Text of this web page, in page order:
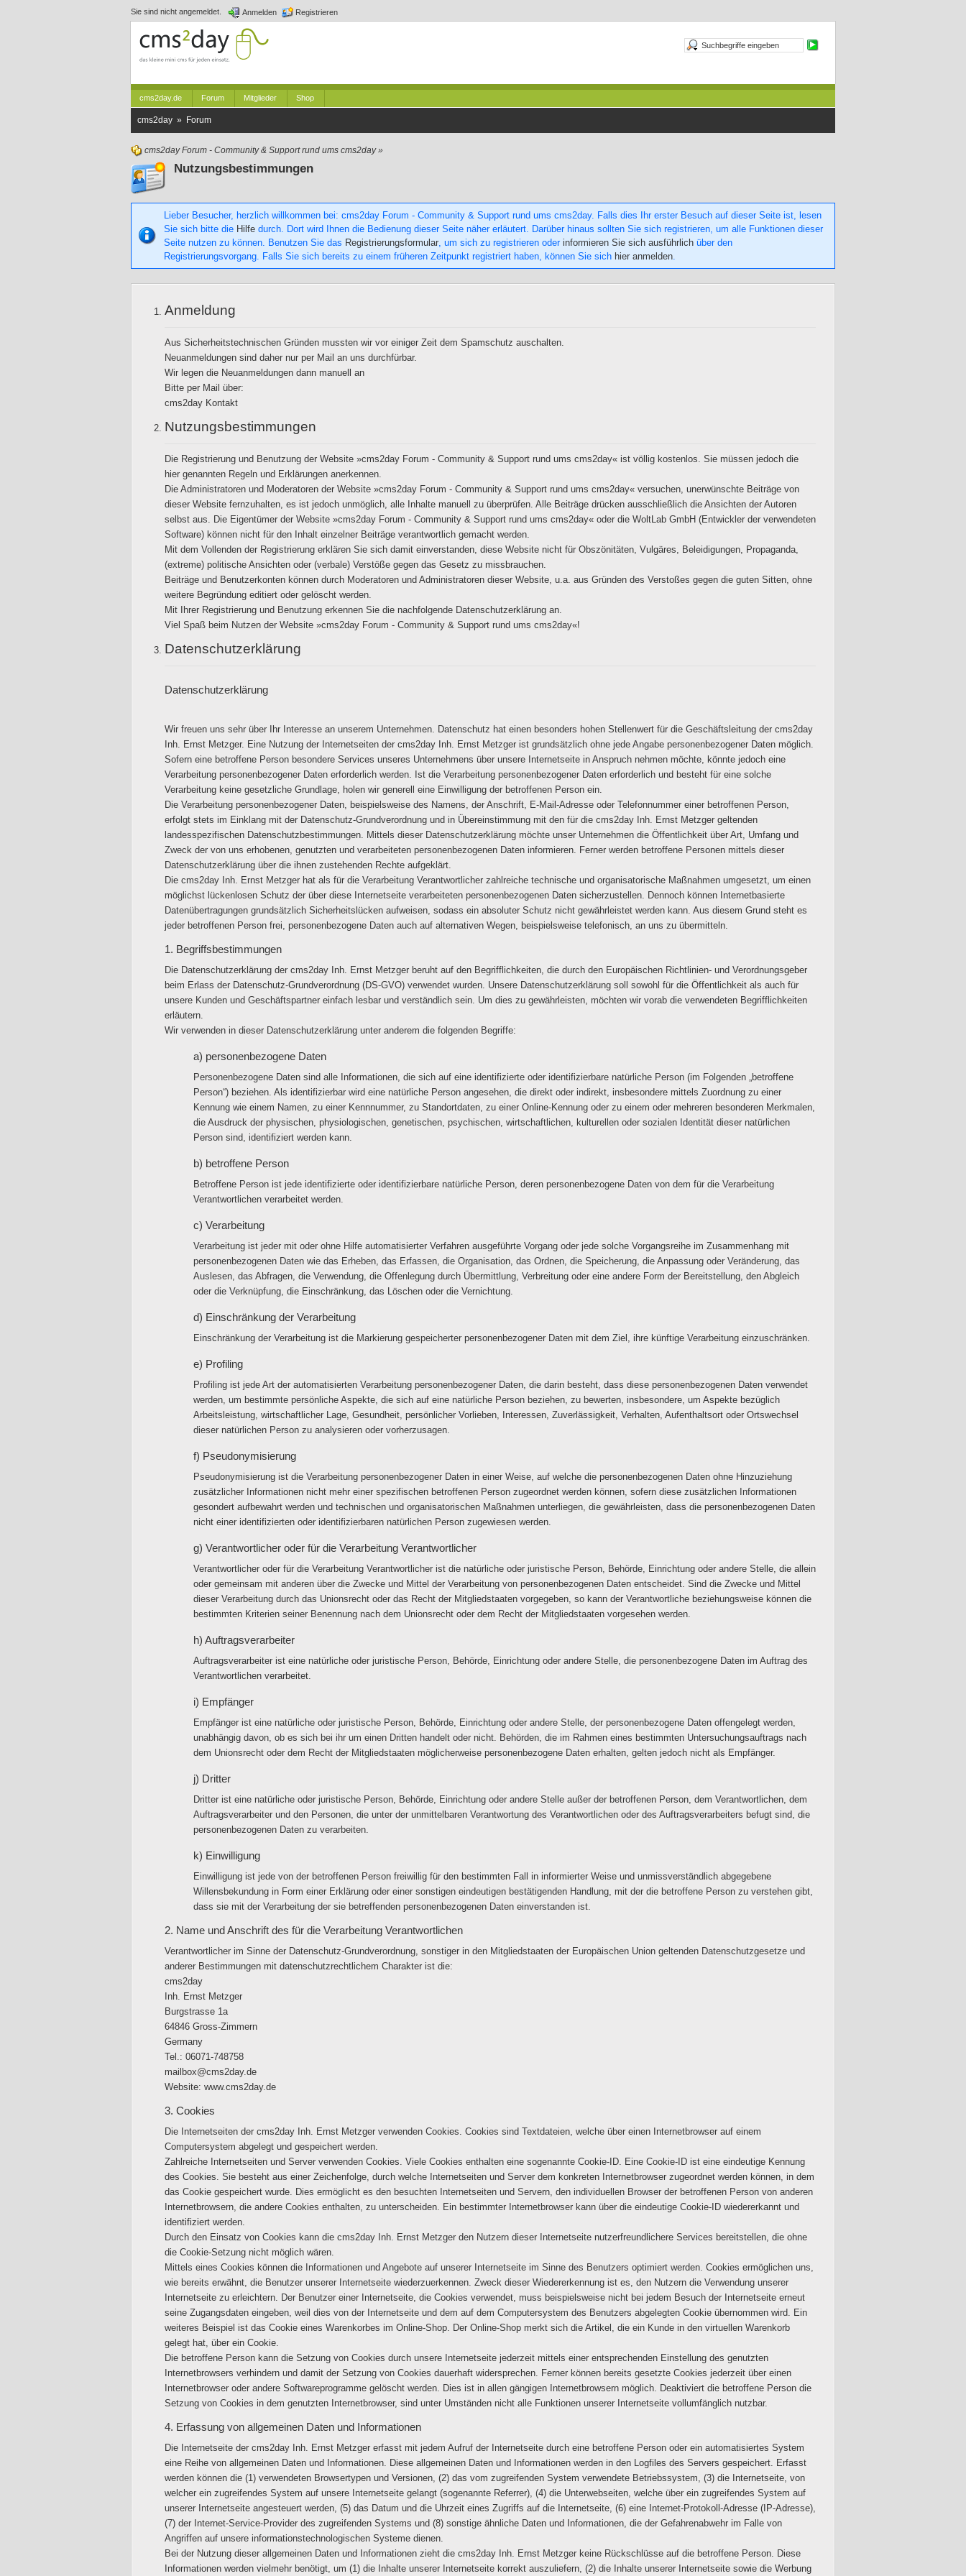
Sie sind nicht angemeldet. Anmelden Registrieren
cms2day.de Forum Mitglieder Shop
cms2day » Forum
cms2day Forum - Community & Support rund ums cms2day»
Nutzungsbestimmungen
Lieber Besucher, herzlich willkommen bei: cms2day Forum - Community & Support rund ums cms2day. Falls dies Ihr erster Besuch auf dieser Seite ist, lesen
Sie sich bitte die Hilfe durch. Dort wird Ihnen die Bedienung dieser Seite näher erläutert. Darüber hinaus sollten Sie sich registrieren, um alle Funktionen dieser
Seite nutzen zu können. Benutzen Sie das Registrierungsformular, um sich zu registrieren oder informieren Sie sich ausführlich über den
Registrierungsvorgang. Falls Sie sich bereits zu einem früheren Zeitpunkt registriert haben, können Sie sich hier anmelden.
Anmeldung
Aus Sicherheitstechnischen Gründen mussten wir vor einiger Zeit dem Spamschutz auschalten.
Neuanmeldungen sind daher nur per Mail an uns durchfürbar.
Wir legen die Neuanmeldungen dann manuell an
Bitte per Mail über:
cms2day Kontakt
Nutzungsbestimmungen
Die Registrierung und Benutzung der Website »cms2day Forum - Community & Support rund ums cms2day« ist völlig kostenlos. Sie müssen jedoch die
hier genannten Regeln und Erklärungen anerkennen.
Die Administratoren und Moderatoren der Website »cms2day Forum - Community & Support rund ums cms2day« versuchen, unerwünschte Beiträge von
dieser Website fernzuhalten, es ist jedoch unmöglich, alle Inhalte manuell zu überprüfen. Alle Beiträge drücken ausschließlich die Ansichten der Autoren
selbst aus. Die Eigentümer der Website »cms2day Forum - Community & Support rund ums cms2day« oder die WoltLab GmbH (Entwickler der verwendeten
Software) können nicht für den Inhalt einzelner Beiträge verantwortlich gemacht werden.
Mit dem Vollenden der Registrierung erklären Sie sich damit einverstanden, diese Website nicht für Obszönitäten, Vulgäres, Beleidigungen, Propaganda,
(extreme) politische Ansichten oder (verbale) Verstöße gegen das Gesetz zu missbrauchen.
Beiträge und Benutzerkonten können durch Moderatoren und Administratoren dieser Website, u.a. aus Gründen des Verstoßes gegen die guten Sitten, ohne
weitere Begründung editiert oder gelöscht werden.
Mit Ihrer Registrierung und Benutzung erkennen Sie die nachfolgende Datenschutzerklärung an.
Viel Spaß beim Nutzen der Website »cms2day Forum - Community & Support rund ums cms2day«!
Datenschutzerklärung
Datenschutzerklärung
Wir freuen uns sehr über Ihr Interesse an unserem Unternehmen. Datenschutz hat einen besonders hohen Stellenwert für die Geschäftsleitung der cms2day
Inh. Ernst Metzger. Eine Nutzung der Internetseiten der cms2day Inh. Ernst Metzger ist grundsätzlich ohne jede Angabe personenbezogener Daten möglich.
Sofern eine betroffene Person besondere Services unseres Unternehmens über unsere Internetseite in Anspruch nehmen möchte, könnte jedoch eine
Verarbeitung personenbezogener Daten erforderlich werden. Ist die Verarbeitung personenbezogener Daten erforderlich und besteht für eine solche
Verarbeitung keine gesetzliche Grundlage, holen wir generell eine Einwilligung der betroffenen Person ein.
Die Verarbeitung personenbezogener Daten, beispielsweise des Namens, der Anschrift, E-Mail-Adresse oder Telefonnummer einer betroffenen Person,
erfolgt stets im Einklang mit der Datenschutz-Grundverordnung und in Übereinstimmung mit den für die cms2day Inh. Ernst Metzger geltenden
landesspezifischen Datenschutzbestimmungen. Mittels dieser Datenschutzerklärung möchte unser Unternehmen die Öffentlichkeit über Art, Umfang und
Zweck der von uns erhobenen, genutzten und verarbeiteten personenbezogenen Daten informieren. Ferner werden betroffene Personen mittels dieser
Datenschutzerklärung über die ihnen zustehenden Rechte aufgeklärt.
Die cms2day Inh. Ernst Metzger hat als für die Verarbeitung Verantwortlicher zahlreiche technische und organisatorische Maßnahmen umgesetzt, um einen
möglichst lückenlosen Schutz der über diese Internetseite verarbeiteten personenbezogenen Daten sicherzustellen. Dennoch können Internetbasierte
Datenübertragungen grundsätzlich Sicherheitslücken aufweisen, sodass ein absoluter Schutz nicht gewährleistet werden kann. Aus diesem Grund steht es
jeder betroffenen Person frei, personenbezogene Daten auch auf alternativen Wegen, beispielsweise telefonisch, an uns zu übermitteln.
1. Begriffsbestimmungen
Die Datenschutzerklärung der cms2day Inh. Ernst Metzger beruht auf den Begrifflichkeiten, die durch den Europäischen Richtlinien- und Verordnungsgeber
beim Erlass der Datenschutz-Grundverordnung (DS-GVO) verwendet wurden. Unsere Datenschutzerklärung soll sowohl für die Öffentlichkeit als auch für
unsere Kunden und Geschäftspartner einfach lesbar und verständlich sein. Um dies zu gewährleisten, möchten wir vorab die verwendeten Begrifflichkeiten
erläutern.
Wir verwenden in dieser Datenschutzerklärung unter anderem die folgenden Begriffe:
a) personenbezogene Daten
Personenbezogene Daten sind alle Informationen, die sich auf eine identifizierte oder identifizierbare natürliche Person (im Folgenden „betroffene
Person“) beziehen. Als identifizierbar wird eine natürliche Person angesehen, die direkt oder indirekt, insbesondere mittels Zuordnung zu einer
Kennung wie einem Namen, zu einer Kennnummer, zu Standortdaten, zu einer Online-Kennung oder zu einem oder mehreren besonderen Merkmalen,
die Ausdruck der physischen, physiologischen, genetischen, psychischen, wirtschaftlichen, kulturellen oder sozialen Identität dieser natürlichen
Person sind, identifiziert werden kann.
b) betroffene Person
Betroffene Person ist jede identifizierte oder identifizierbare natürliche Person, deren personenbezogene Daten von dem für die Verarbeitung
Verantwortlichen verarbeitet werden.
c) Verarbeitung
Verarbeitung ist jeder mit oder ohne Hilfe automatisierter Verfahren ausgeführte Vorgang oder jede solche Vorgangsreihe im Zusammenhang mit
personenbezogenen Daten wie das Erheben, das Erfassen, die Organisation, das Ordnen, die Speicherung, die Anpassung oder Veränderung, das
Auslesen, das Abfragen, die Verwendung, die Offenlegung durch Übermittlung, Verbreitung oder eine andere Form der Bereitstellung, den Abgleich
oder die Verknüpfung, die Einschränkung, das Löschen oder die Vernichtung.
d) Einschränkung der Verarbeitung
Einschränkung der Verarbeitung ist die Markierung gespeicherter personenbezogener Daten mit dem Ziel, ihre künftige Verarbeitung einzuschränken.
e) Profiling
Profiling ist jede Art der automatisierten Verarbeitung personenbezogener Daten, die darin besteht, dass diese personenbezogenen Daten verwendet
werden, um bestimmte persönliche Aspekte, die sich auf eine natürliche Person beziehen, zu bewerten, insbesondere, um Aspekte bezüglich
Arbeitsleistung, wirtschaftlicher Lage, Gesundheit, persönlicher Vorlieben, Interessen, Zuverlässigkeit, Verhalten, Aufenthaltsort oder Ortswechsel
dieser natürlichen Person zu analysieren oder vorherzusagen.
f) Pseudonymisierung
Pseudonymisierung ist die Verarbeitung personenbezogener Daten in einer Weise, auf welche die personenbezogenen Daten ohne Hinzuziehung
zusätzlicher Informationen nicht mehr einer spezifischen betroffenen Person zugeordnet werden können, sofern diese zusätzlichen Informationen
gesondert aufbewahrt werden und technischen und organisatorischen Maßnahmen unterliegen, die gewährleisten, dass die personenbezogenen Daten
nicht einer identifizierten oder identifizierbaren natürlichen Person zugewiesen werden.
g) Verantwortlicher oder für die Verarbeitung Verantwortlicher
Verantwortlicher oder für die Verarbeitung Verantwortlicher ist die natürliche oder juristische Person, Behörde, Einrichtung oder andere Stelle, die allein
oder gemeinsam mit anderen über die Zwecke und Mittel der Verarbeitung von personenbezogenen Daten entscheidet. Sind die Zwecke und Mittel
dieser Verarbeitung durch das Unionsrecht oder das Recht der Mitgliedstaaten vorgegeben, so kann der Verantwortliche beziehungsweise können die
bestimmten Kriterien seiner Benennung nach dem Unionsrecht oder dem Recht der Mitgliedstaaten vorgesehen werden.
h) Auftragsverarbeiter
Auftragsverarbeiter ist eine natürliche oder juristische Person, Behörde, Einrichtung oder andere Stelle, die personenbezogene Daten im Auftrag des
Verantwortlichen verarbeitet.
i) Empfänger
Empfänger ist eine natürliche oder juristische Person, Behörde, Einrichtung oder andere Stelle, der personenbezogene Daten offengelegt werden,
unabhängig davon, ob es sich bei ihr um einen Dritten handelt oder nicht. Behörden, die im Rahmen eines bestimmten Untersuchungsauftrags nach
dem Unionsrecht oder dem Recht der Mitgliedstaaten möglicherweise personenbezogene Daten erhalten, gelten jedoch nicht als Empfänger.
j) Dritter
Dritter ist eine natürliche oder juristische Person, Behörde, Einrichtung oder andere Stelle außer der betroffenen Person, dem Verantwortlichen, dem
Auftragsverarbeiter und den Personen, die unter der unmittelbaren Verantwortung des Verantwortlichen oder des Auftragsverarbeiters befugt sind, die
personenbezogenen Daten zu verarbeiten.
k) Einwilligung
Einwilligung ist jede von der betroffenen Person freiwillig für den bestimmten Fall in informierter Weise und unmissverständlich abgegebene
Willensbekundung in Form einer Erklärung oder einer sonstigen eindeutigen bestätigenden Handlung, mit der die betroffene Person zu verstehen gibt,
dass sie mit der Verarbeitung der sie betreffenden personenbezogenen Daten einverstanden ist.
2. Name und Anschrift des für die Verarbeitung Verantwortlichen
Verantwortlicher im Sinne der Datenschutz-Grundverordnung, sonstiger in den Mitgliedstaaten der Europäischen Union geltenden Datenschutzgesetze und
anderer Bestimmungen mit datenschutzrechtlichem Charakter ist die:
cms2day
Inh. Ernst Metzger
Burgstrasse 1a
64846 Gross-Zimmern
Germany
Tel.: 06071-748758
mailbox@cms2day.de
Website: www.cms2day.de
3. Cookies
Die Internetseiten der cms2day Inh. Ernst Metzger verwenden Cookies. Cookies sind Textdateien, welche über einen Internetbrowser auf einem
Computersystem abgelegt und gespeichert werden.
Zahlreiche Internetseiten und Server verwenden Cookies. Viele Cookies enthalten eine sogenannte Cookie-ID. Eine Cookie-ID ist eine eindeutige Kennung
des Cookies. Sie besteht aus einer Zeichenfolge, durch welche Internetseiten und Server dem konkreten Internetbrowser zugeordnet werden können, in dem
das Cookie gespeichert wurde. Dies ermöglicht es den besuchten Internetseiten und Servern, den individuellen Browser der betroffenen Person von anderen
Internetbrowsern, die andere Cookies enthalten, zu unterscheiden. Ein bestimmter Internetbrowser kann über die eindeutige Cookie-ID wiedererkannt und
identifiziert werden.
Durch den Einsatz von Cookies kann die cms2day Inh. Ernst Metzger den Nutzern dieser Internetseite nutzerfreundlichere Services bereitstellen, die ohne
die Cookie-Setzung nicht möglich wären.
Mittels eines Cookies können die Informationen und Angebote auf unserer Internetseite im Sinne des Benutzers optimiert werden. Cookies ermöglichen uns,
wie bereits erwähnt, die Benutzer unserer Internetseite wiederzuerkennen. Zweck dieser Wiedererkennung ist es, den Nutzern die Verwendung unserer
Internetseite zu erleichtern. Der Benutzer einer Internetseite, die Cookies verwendet, muss beispielsweise nicht bei jedem Besuch der Internetseite erneut
seine Zugangsdaten eingeben, weil dies von der Internetseite und dem auf dem Computersystem des Benutzers abgelegten Cookie übernommen wird. Ein
weiteres Beispiel ist das Cookie eines Warenkorbes im Online-Shop. Der Online-Shop merkt sich die Artikel, die ein Kunde in den virtuellen Warenkorb
gelegt hat, über ein Cookie.
Die betroffene Person kann die Setzung von Cookies durch unsere Internetseite jederzeit mittels einer entsprechenden Einstellung des genutzten
Internetbrowsers verhindern und damit der Setzung von Cookies dauerhaft widersprechen. Ferner können bereits gesetzte Cookies jederzeit über einen
Internetbrowser oder andere Softwareprogramme gelöscht werden. Dies ist in allen gängigen Internetbrowsern möglich. Deaktiviert die betroffene Person die
Setzung von Cookies in dem genutzten Internetbrowser, sind unter Umständen nicht alle Funktionen unserer Internetseite vollumfänglich nutzbar.
4. Erfassung von allgemeinen Daten und Informationen
Die Internetseite der cms2day Inh. Ernst Metzger erfasst mit jedem Aufruf der Internetseite durch eine betroffene Person oder ein automatisiertes System
eine Reihe von allgemeinen Daten und Informationen. Diese allgemeinen Daten und Informationen werden in den Logfiles des Servers gespeichert. Erfasst
werden können die (1) verwendeten Browsertypen und Versionen, (2) das vom zugreifenden System verwendete Betriebssystem, (3) die Internetseite, von
welcher ein zugreifendes System auf unsere Internetseite gelangt (sogenannte Referrer), (4) die Unterwebseiten, welche über ein zugreifendes System auf
unserer Internetseite angesteuert werden, (5) das Datum und die Uhrzeit eines Zugriffs auf die Internetseite, (6) eine Internet-Protokoll-Adresse (IP-Adresse),
(7) der Internet-Service-Provider des zugreifenden Systems und (8) sonstige ähnliche Daten und Informationen, die der Gefahrenabwehr im Falle von
Angriffen auf unsere informationstechnologischen Systeme dienen.
Bei der Nutzung dieser allgemeinen Daten und Informationen zieht die cms2day Inh. Ernst Metzger keine Rückschlüsse auf die betroffene Person. Diese
Informationen werden vielmehr benötigt, um (1) die Inhalte unserer Internetseite korrekt auszuliefern, (2) die Inhalte unserer Internetseite sowie die Werbung